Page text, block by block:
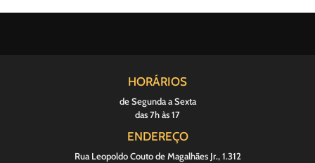
HORÁRIOS
de Segunda a Sexta
das 7h às 17
ENDEREÇO
Rua Leopoldo Couto de Magalhães Jr., 1.312